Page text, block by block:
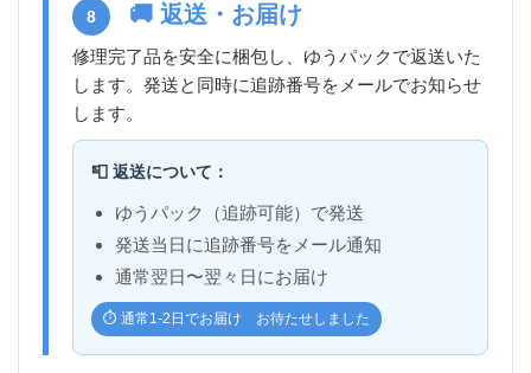
8 🚚 返送・お届け
修理完了品を安全に梱包し、ゆうパックで返送いた
します。発送と同時に追跡番号をメールでお知らせ
します。
📮 返送について：
ゆうパック（追跡可能）で発送
発送当日に追跡番号をメール通知
通常翌日〜翌々日にお届け
⏱️ 通常1-2日でお届け お待たせしました